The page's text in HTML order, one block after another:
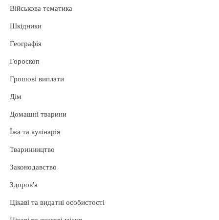
Військова тематика
Шкідники
Географія
Гороскоп
Грошові виплати
Дім
Домашні тварини
Їжа та кулінарія
Тваринництво
Законодавство
Здоров’я
Цікаві та видатні особистості